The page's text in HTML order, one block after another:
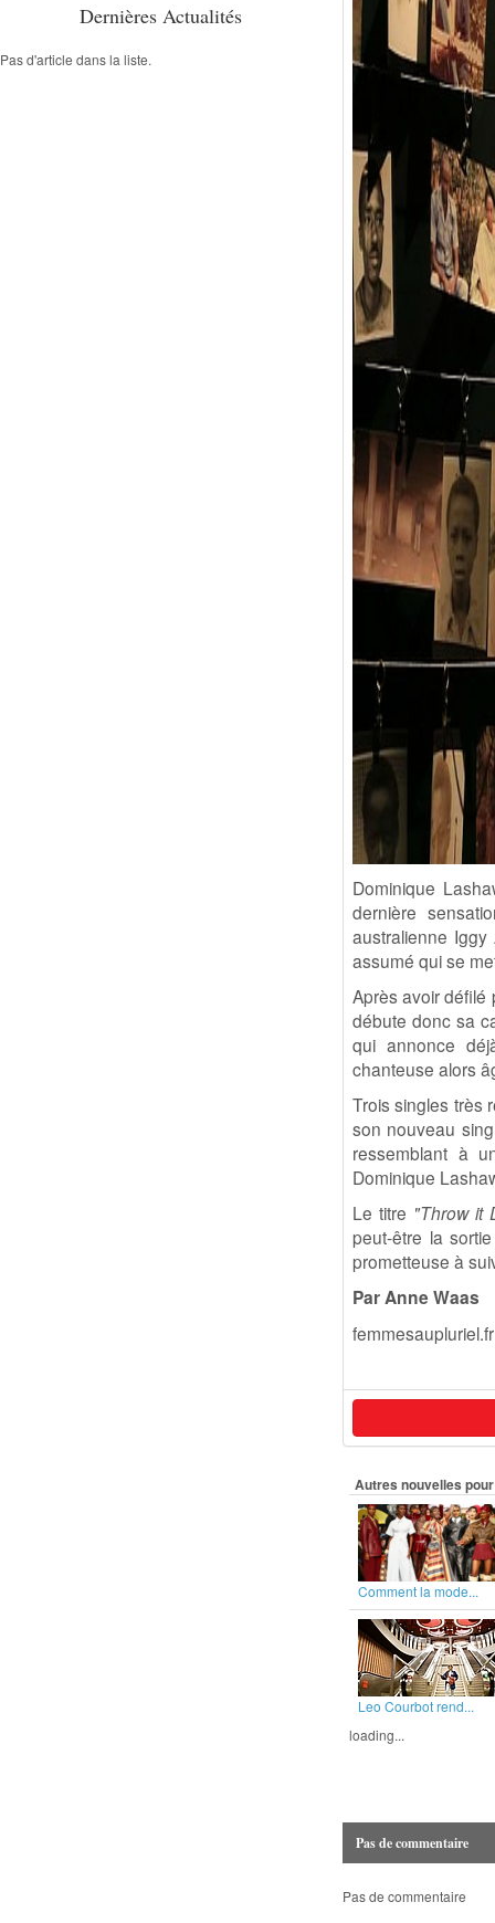
Dominique
dernière
australienne
assumé qui se
Après avoir
débute donc sa
qui annonce
chanteuse alors
Trois singles très
son nouveau
ressemblant à
Dominique
Le titre "Throw it
peut-être la
prometteuse à
Par Anne Waas
femmesaupluriel.fr
Autres nouvelles
Comment la mode...
Leo Courbot rend...
loading...
Pas de commentaire
Pas de commentaire
Dernières Actualités
Pas d'article dans la liste.